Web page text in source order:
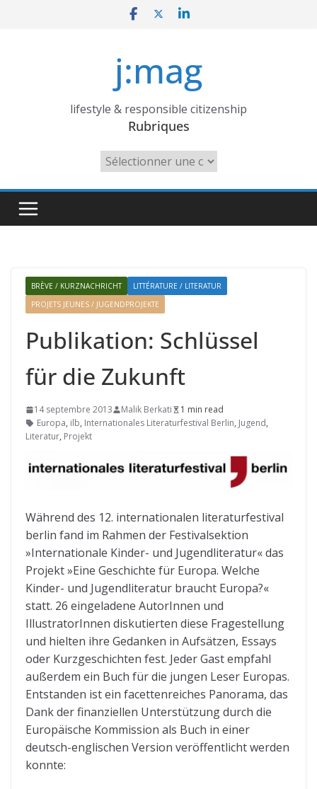
j:mag
lifestyle & responsible citizenship
Rubriques
Rubriques
BRÈVE / KURZNACHRICHT
LITTÉRATURE / LITERATUR
PROJETS JEUNES / JUGENDPROJEKTE
Publikation: Schlüssel
für die Zukunft
14 septembre 2013 Malik Berkati
1 min read
Europa, ilb, Internationales Literaturfestival Berlin, Jugend,
Literatur, Projekt
Während des 12. internationalen literaturfestival
berlin fand im Rahmen der Festivalsektion
»Internationale Kinder- und Jugendliteratur« das
Projekt »Eine Geschichte für Europa. Welche
Kinder- und Jugendliteratur braucht Europa?«
statt. 26 eingeladene AutorInnen und
IllustratorInnen diskutierten diese Fragestellung
und hielten ihre Gedanken in Aufsätzen, Essays
oder Kurzgeschichten fest. Jeder Gast empfahl
außerdem ein Buch für die jungen Leser Europas.
Entstanden ist ein facettenreiches Panorama, das
Dank der finanziellen Unterstützung durch die
Europäische Kommission als Buch in einer
deutsch-englischen Version veröffentlicht werden
konnte: